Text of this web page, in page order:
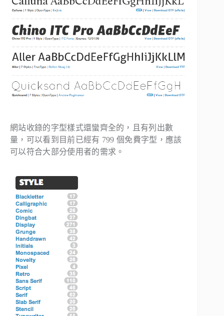
網站收錄的字型樣式還蠻齊全的，且有列出數
量，可以看到目前已經有 799 個免費字型，應該
可以符合大部分使用者的需求。